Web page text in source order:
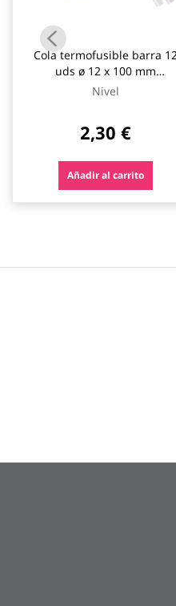
Cola termofusible barra
uds ø 12 x 100 mm
translucido nivel
Nivel
2,30 €
Añadir al carrito